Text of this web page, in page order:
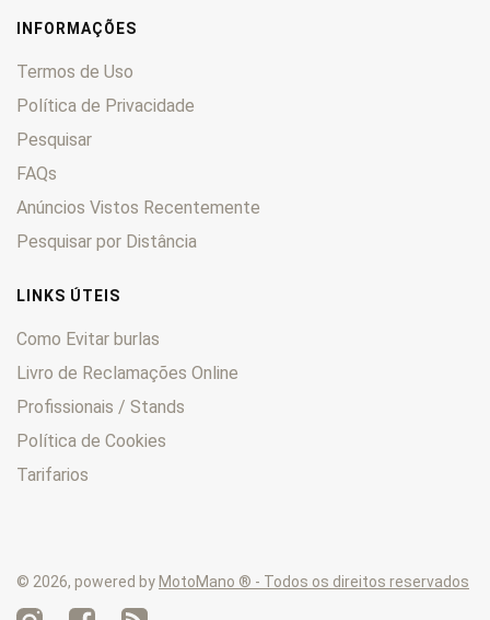
INFORMAÇÕES
Termos de Uso
Política de Privacidade
Pesquisar
FAQs
Anúncios Vistos Recentemente
Pesquisar por Distância
LINKS ÚTEIS
Como Evitar burlas
Livro de Reclamações Online
Profissionais / Stands
Política de Cookies
Tarifarios
© 2026, powered by MotoMano ® - Todos os direitos reservados